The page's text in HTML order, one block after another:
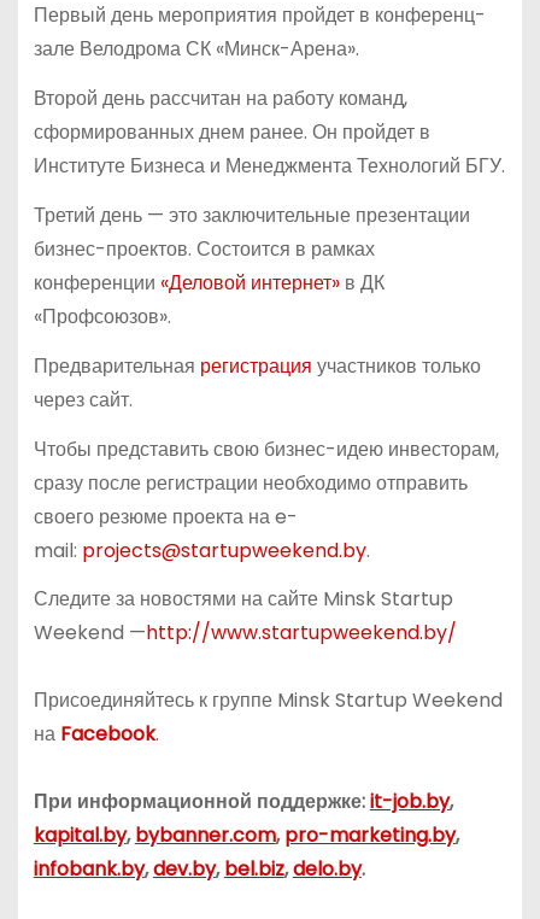
Первый день мероприятия пройдет в конференц-
зале Велодрома СК «Минск-Арена».
Второй день рассчитан на работу команд,
сформированных днем ранее. Он пройдет в
Институте Бизнеса и Менеджмента Технологий БГУ.
Третий день — это заключительные презентации
бизнес-проектов. Состоится в рамках
конференции «Деловой интернет»в ДК
«Профсоюзов».
Предварительная регистрация участников только
через сайт.
Чтобы представить свою бизнес-идею инвесторам,
сразу после регистрации необходимо отправить
своего резюме проекта на e-
mail: projects@startupweekend.by.
Следите за новостями на сайте Minsk Startup
Weekend —http://www.startupweekend.by/
Присоединяйтесь к группе Minsk Startup Weekend
на Facebook.
При информационной поддержке:it-job.by,
kapital.by, bybanner.com, pro-marketing.by,
infobank.by,dev.by, bel.biz,delo.by.